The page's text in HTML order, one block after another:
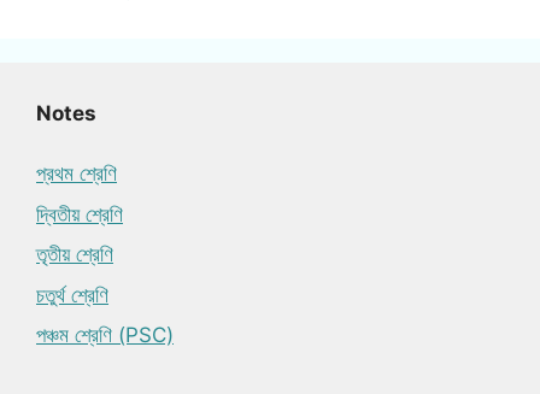
Notes
প্রথম শ্রেণি
দ্বিতীয় শ্রেণি
তৃতীয় শ্রেণি
চতুর্থ শ্রেণি
পঞ্চম শ্রেণি (PSC)